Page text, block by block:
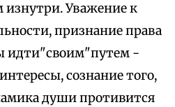
Уважение к
признание права
идти"своим"путем -
сознание того,
души противится